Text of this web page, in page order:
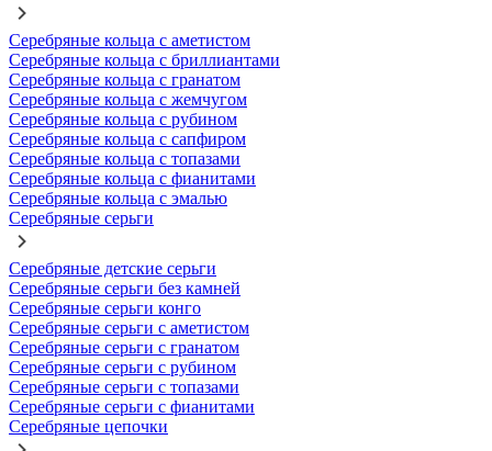
Серебряные кольца с аметистом
Серебряные кольца с бриллиантами
Серебряные кольца с гранатом
Серебряные кольца с жемчугом
Серебряные кольца с рубином
Серебряные кольца с сапфиром
Серебряные кольца с топазами
Серебряные кольца с фианитами
Серебряные кольца с эмалью
Серебряные серьги
Серебряные детские серьги
Серебряные серьги без камней
Серебряные серьги конго
Серебряные серьги с аметистом
Серебряные серьги с гранатом
Серебряные серьги с рубином
Серебряные серьги с топазами
Серебряные серьги с фианитами
Серебряные цепочки